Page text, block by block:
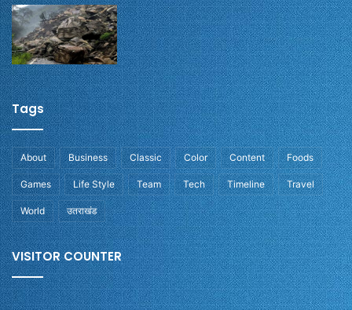
Tags
About Business Classic Color Content Foods
Games Life Style Team Tech Timeline Travel
World उतराखंड
VISITOR COUNTER